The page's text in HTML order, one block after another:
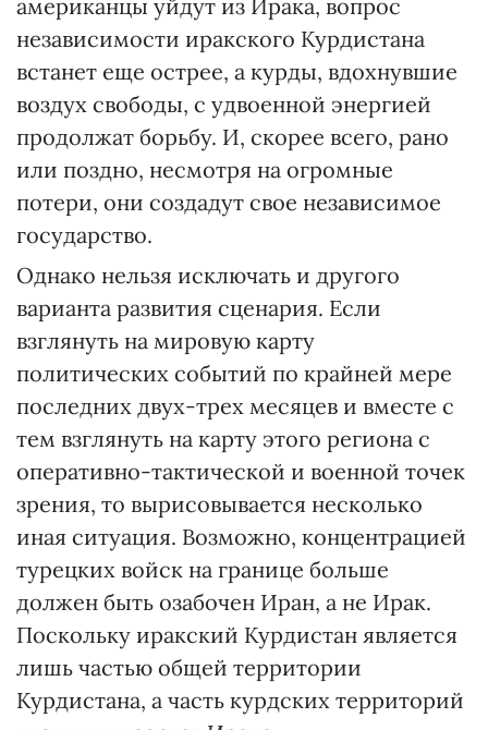
американцы уйдут из Ирака, вопрос
независимости иракского Курдистана
встанет еще острее, а курды, вдохнувшие
воздух свободы, с удвоенной энергией
продолжат борьбу. И, скорее всего, рано
или поздно, несмотря на огромные
потери, они создадут свое независимое
государство.
Однако нельзя исключать и другого
варианта развития сценария. Если
взглянуть на мировую карту
политических событий по крайней мере
последних двух-трех месяцев и вместе с
тем взглянуть на карту этого региона с
оперативно-тактической и военной точек
зрения, то вырисовывается несколько
иная ситуация. Возможно, концентрацией
турецких войск на границе больше
должен быть озабочен Иран, а не Ирак.
Поскольку иракский Курдистан является
лишь частью общей территории
Курдистана, а часть курдских территорий